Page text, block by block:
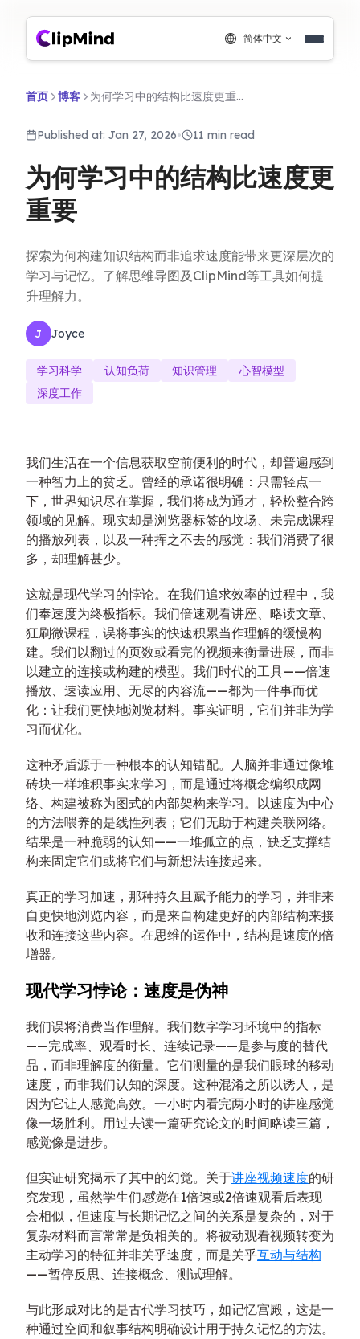
简体中文
首页 博客 为何学习中的结构比速度更重要
Published at: Jan 27, 2026• 11 min read
为何学习中的结构比速度更
重要
探索为何构建知识结构而非追求速度能带来更深层次的
学习与记忆。了解思维导图及ClipMind等工具如何提
升理解力。
J Joyce
学习科学 认知负荷 知识管理
心智模型
深度工作
我们生活在一个信息获取空前便利的时代，却普遍感到
一种智力上的贫乏。曾经的承诺很明确：只需轻点一
下，世界知识尽在掌握，我们将成为通才，轻松整合跨
领域的见解。现实却是浏览器标签的坟场、未完成课程
的播放列表，以及一种挥之不去的感觉：我们消费了很
多，却理解甚少。
这就是现代学习的悖论。在我们追求效率的过程中，我
们奉速度为终极指标。我们倍速观看讲座、略读文章、
狂刷微课程，误将事实的快速积累当作理解的缓慢构
建。我们以翻过的页数或看完的视频来衡量进展，而非
以建立的连接或构建的模型。我们时代的工具——倍速
播放、速读应用、无尽的内容流——都为一件事而优
化：让我们更快地浏览材料。事实证明，它们并非为学
习而优化。
这种矛盾源于一种根本的认知错配。人脑并非通过像堆
砖块一样堆积事实来学习，而是通过将概念编织成网
络、构建被称为图式的内部架构来学习。以速度为中心
的方法喂养的是线性列表；它们无助于构建关联网络。
结果是一种脆弱的认知——一堆孤立的点，缺乏支撑结
构来固定它们或将它们与新想法连接起来。
真正的学习加速，那种持久且赋予能力的学习，并非来
自更快地浏览内容，而是来自构建更好的内部结构来接
收和连接这些内容。在思维的运作中，结构是速度的倍
增器。
现代学习悖论：速度是伪神
我们误将消费当作理解。我们数字学习环境中的指标
——完成率、观看时长、连续记录——是参与度的替代
品，而非理解度的衡量。它们测量的是我们眼球的移动
速度，而非我们认知的深度。这种混淆之所以诱人，是
因为它让人感觉高效。一小时内看完两小时的讲座感觉
像一场胜利。用过去读一篇研究论文的时间略读三篇，
感觉像是进步。
但实证研究揭示了其中的幻觉。关于讲座视频速度的研
究发现，虽然学生们感觉在1倍速或2倍速观看后表现
会相似，但速度与长期记忆之间的关系是复杂的，对于
复杂材料而言常常是负相关的。将被动观看视频转变为
主动学习的特征并非关乎速度，而是关乎互动与结构
——暂停反思、连接概念、测试理解。
与此形成对比的是古代学习技巧，如记忆宫殿，这是一
种通过空间和叙事结构明确设计用于持久记忆的方法。